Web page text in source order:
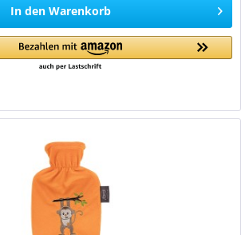
In den Warenkorb